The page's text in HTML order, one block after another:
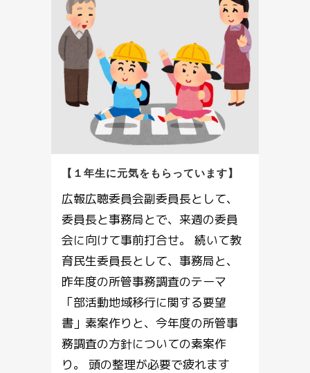
【１年生に元気をもらっています】
広報広聴委員会副委員長として、
委員長と事務局とで、来週の委員
会に向けて事前打合せ。 続いて教
育民生委員長として、事務局と、
昨年度の所管事務調査のテーマ
「部活動地域移行に関する要望
書」素案作りと、今年度の所管事
務調査の方針についての素案作
り。 頭の整理が必要で疲れます